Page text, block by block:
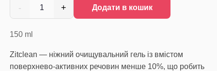
- 1 + Додати в кошик
150 ml
Zitclean — ніжний очищувальний гель із вмістом
поверхнево-активних речовин менше 10%, що робить